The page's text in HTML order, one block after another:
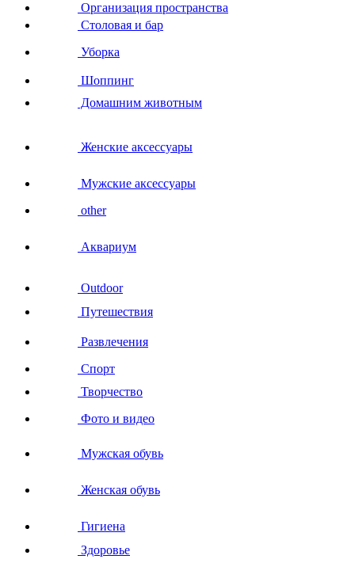
Организация пространства
Столовая и бар
Уборка
Шоппинг
Домашним животным
Женские аксессуары
Мужские аксессуары
other
Аквариум
Outdoor
Путешествия
Развлечения
Спорт
Творчество
Фото и видео
Мужская обувь
Женская обувь
Гигиена
Здоровье